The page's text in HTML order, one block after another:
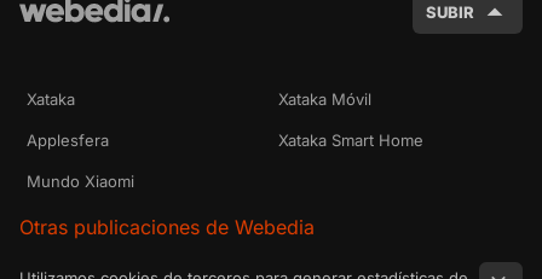
SUBIR
Xataka Xataka Móvil
Applesfera Xataka Smart Home
Mundo Xiaomi
Otras publicaciones de Webedia